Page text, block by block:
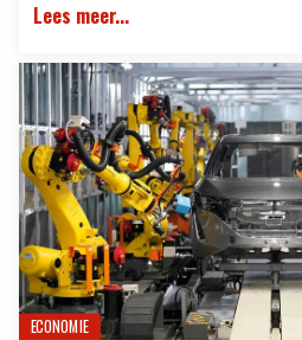
Lees meer...
ECONOMIE